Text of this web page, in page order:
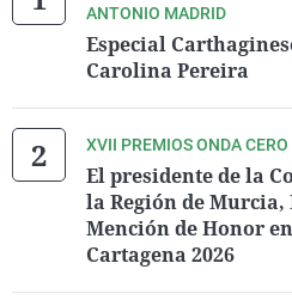
ANTONIO MADRID
Especial
Carolina Pereira
XVII PREMIOS ONDA
El presidente de la
la Región de
Mención de Honor
Cartagena 2026